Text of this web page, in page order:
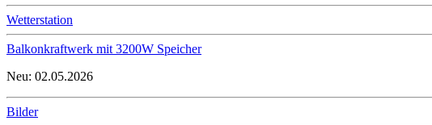
Wetterstation
Balkonkraftwerk mit 3200W Speicher
Neu: 02.05.2026
Bilder